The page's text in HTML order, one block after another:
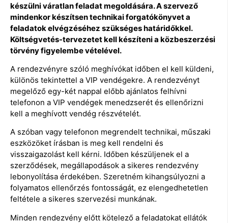
készülni váratlan feladat megoldására. A szervező
mindenkor készítsen technikai forgatókönyvet a
feladatok elvégzéséhez szükséges határidőkkel.
Költségvetés-tervezetet kell készíteni a közbeszerzési
törvény figyelembe vételével.
A rendezvényre szóló meghívókat időben el kell küldeni,
különös tekintettel a VIP vendégekre. A rendezvényt
megelőző egy-két nappal előbb ajánlatos felhívni
telefonon a VIP vendégek menedzserét és ellenőrizni
kell a meghívott vendég részvételét.
A szóban vagy telefonon megrendelt technikai, műszaki
eszközöket írásban is meg kell rendelni és
visszaigazolást kell kérni. Időben készüljenek el a
szerződések, megállapodások a sikeres rendezvény
lebonyolítása érdekében. Szeretném kihangsúlyozni a
folyamatos ellenőrzés fontosságát, ez elengedhetetlen
feltétele a sikeres szervezési munkának.
Minden rendezvény előtt kötelező a feladatokat ellátók